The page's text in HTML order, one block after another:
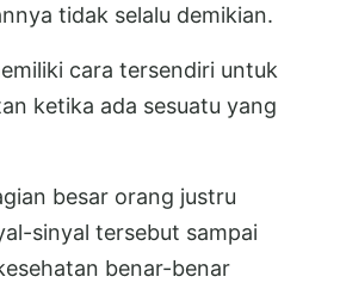
tidak selalu demikian.
cara tersendiri untuk
ketika ada sesuatu yang
besar orang justru
sinyal tersebut sampai
benar-benar